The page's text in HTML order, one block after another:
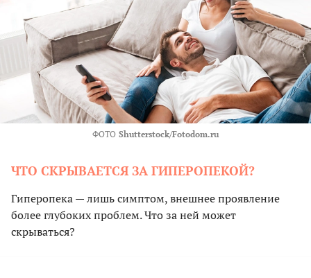
ФОТО Shutterstock/Fotodom.ru
ЧТО СКРЫВАЕТСЯ ЗА ГИПЕРОПЕКОЙ?
Гиперопека — лишь симптом, внешнее проявление
более глубоких проблем. Что за ней может
скрываться?